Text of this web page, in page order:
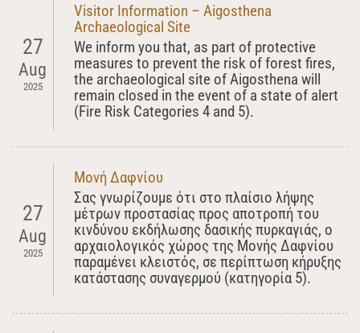
27
Aug
2025
Visitor Information – Aigosthena
Archaeological Site
We inform you that, as part of protective
measures to prevent the risk of forest fires,
the archaeological site of Aigosthena will
remain closed in the event of a state of alert
(Fire Risk Categories 4 and 5).
27
Aug
2025
Μονή Δαφνίου
Σας γνωρίζουμε ότι στο πλαίσιο λήψης
μέτρων προστασίας προς αποτροπή του
κινδύνου εκδήλωσης δασικής πυρκαγιάς, ο
αρχαιολογικός χώρος της Μονής Δαφνίου
παραμένει κλειστός, σε περίπτωση κήρυξης
κατάστασης συναγερμού (κατηγορία 5).